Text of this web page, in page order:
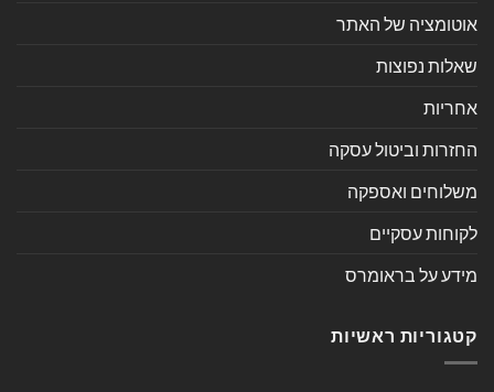
אוטומציה של האתר
שאלות נפוצות
אחריות
החזרות וביטול עסקה
משלוחים ואספקה
לקוחות עסקיים
מידע על בראומרס
קטגוריות ראשיות